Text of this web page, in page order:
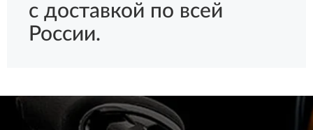
с доставкой по всей
России.